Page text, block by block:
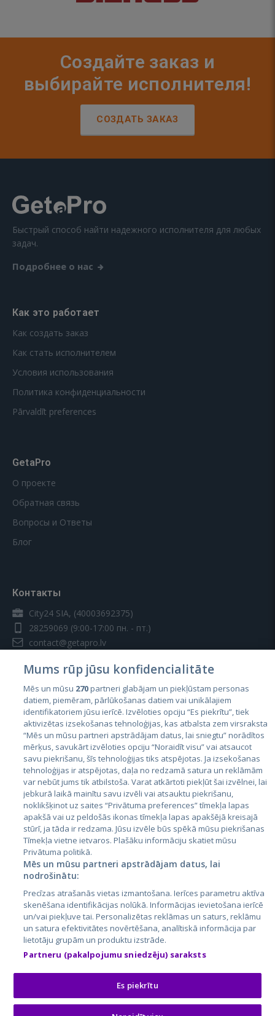
Создайте заказ и
выбирайте исполнителя!
СОЗДАТЬ ЗАКАЗ
Быстрый способ найти надежного исполнителя для любых
задач.
Подробнее о нас
Как это работает
Как создать заказ
Как стать исполнителем
Условия использования
Политика конфиденциальности
Pārvaldīt preferences
GetaPro
О проекте
Обратная связь
Вопросы и Ответы
Блог
Контакты
City24 SIA, (40003692375)
28259069 (9:00-17:00 пн. - пт.)
contact@getapro.lv
Страны
Эстония
Латвия
Литва
City24.lv
City24.ee
GetaPro.lv
GetaPro.ee
Skelbiu.lt
Autoplius.lt
Aruodas.lt
CVbankas.lt
Kainos.lt
Paslaugos.lt
auto24.ee
Osta.ee
KuldneBörs.ee
Mums rūp jūsu konfidencialitāte
Mēs un mūsu 270partneri glabājam un piekļūstam personas
datiem, piemēram, pārlūkošanas datiem vai unikālajiem
identifikatoriem jūsu ierīcē. Izvēloties opciju “Es piekrītu”, tiek
aktivizētas izsekošanas tehnoloģijas, kas atbalsta zem virsraksta
“Mēs un mūsu partneri apstrādājam datus, lai sniegtu” norādītos
mērķus, savukārt izvēloties opciju “Noraidīt visu” vai atsaucot
savu piekrišanu, šīs tehnoloģijas tiks atspējotas. Ja izsekošanas
tehnoloģijas ir atspējotas, daļa no redzamā satura un reklāmām
var nebūt jums tik atbilstoša. Varat atkārtoti piekļūt šai izvēlnei, lai
jebkurā laikā mainītu savu izvēli vai atsauktu piekrišanu,
noklikšķinot uz saites “Privātuma preferences” tīmekļa lapas
apakšā vai uz peldošās ikonas tīmekļa lapas apakšējā kreisajā
stūrī, ja tāda ir redzama. Jūsu izvēle būs spēkā mūsu piekrišanas
Tīmekļa vietne ietvaros. Plašāku informāciju skatiet mūsu
Privātuma politikā.
Mēs un mūsu partneri apstrādājam datus, lai
nodrošinātu:
Precīzas atrašanās vietas izmantošana. Ierīces parametru aktīva
skenēšana identifikācijas nolūkā. Informācijas ievietošana ierīcē
un/vai piekļuve tai. Personalizētas reklāmas un saturs, reklāmu
un satura efektivitātes novērtēšana, analītiskā informācija par
lietotāju grupām un produktu izstrāde.
Partneru (pakalpojumu sniedzēju) saraksts
Es piekrītu